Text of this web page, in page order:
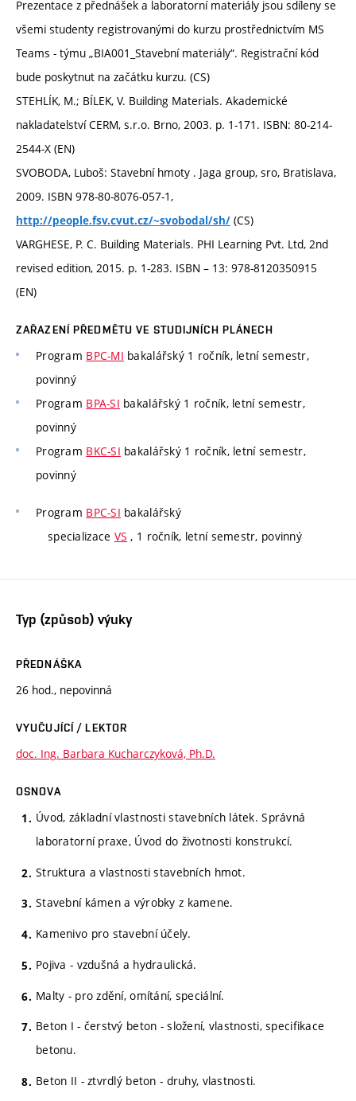
Prezentace z přednášek a laboratorní materiály jsou sdíleny se
všemi studenty registrovanými do kurzu prostřednictvím MS
Teams - týmu „BIA001_Stavební materiály“. Registrační kód
bude poskytnut na začátku kurzu. (CS)
STEHLÍK, M.; BÍLEK, V. Building Materials. Akademické
nakladatelství CERM, s.r.o. Brno, 2003. p. 1-171. ISBN: 80-214-
2544-X (EN)
SVOBODA, Luboš: Stavební hmoty . Jaga group, sro, Bratislava,
2009. ISBN 978-80-8076-057-1,
http://people.fsv.cvut.cz/~svobodal/sh/ (CS)
VARGHESE, P. C. Building Materials. PHI Learning Pvt. Ltd, 2nd
revised edition, 2015. p. 1-283. ISBN – 13: 978-8120350915
(EN)
ZAŘAZENÍ PŘEDMĚTU VE STUDIJNÍCH PLÁNECH
Program BPC-MI bakalářský 1 ročník, letní semestr,
povinný
Program BPA-SI bakalářský 1 ročník, letní semestr,
povinný
Program BKC-SI bakalářský 1 ročník, letní semestr,
povinný
Program BPC-SI bakalářský
specializace VS , 1 ročník, letní semestr, povinný
Typ (způsob) výuky
PŘEDNÁŠKA
26 hod., nepovinná
VYUČUJÍCÍ / LEKTOR
doc. Ing. Barbara Kucharczyková, Ph.D.
OSNOVA
Úvod, základní vlastnosti stavebních látek. Správná
laboratorní praxe, Úvod do životnosti konstrukcí.
Struktura a vlastnosti stavebních hmot.
Stavební kámen a výrobky z kamene.
Kamenivo pro stavební účely.
Pojiva - vzdušná a hydraulická.
Malty - pro zdění, omítání, speciální.
Beton I - čerstvý beton - složení, vlastnosti, specifikace
betonu.
Beton II - ztvrdlý beton - druhy, vlastnosti.